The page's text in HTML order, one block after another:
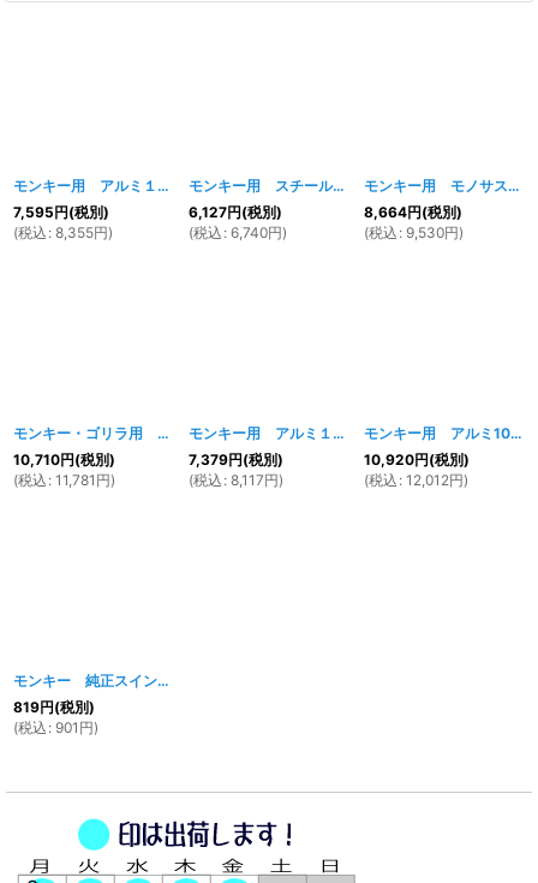
モンキー用 アルミ１６ｃｍロングスイングアーム(ロンスイ) Bタイプ [
7,595円(税別)
(税込 : 8,355円)
モンキー用 スチール製10cmロングスイングアーム（ロンスイ）
6,127円(税別)
(税込 : 6,740円)
モンキー用 モノサス仕様 アルミ16cmロンスイ
8,664円(税別)
(税込 : 9,530円)
モンキー・ゴリラ用 アルミ４ｃｍロングスイングアーム(ロンスイ) Ａタイプ
10,710円(税別)
(税込 : 11,781 円)
モンキー用 アルミ１０ｃｍロングスイングアーム(ロンスイ) Bタイプ
7,379円(税別)
(税込 : 8,117円)
モンキー用 アルミ10ｃｍロングスイングアーム(ロンスイ) Ａタイプ
10,920円(税別)
(税込 : 12,012円)
モンキー 純正スイングアーム用チェーンスライダー
819円(税別)
(税込 : 901 円)